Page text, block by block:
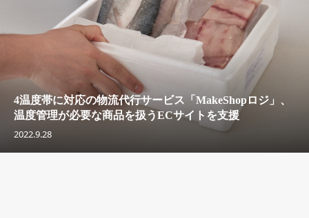
4温度帯に対応の物流代行サービス「MakeShopロジ」、
温度管理が必要な商品を扱うECサイトを支援
2022.9.28